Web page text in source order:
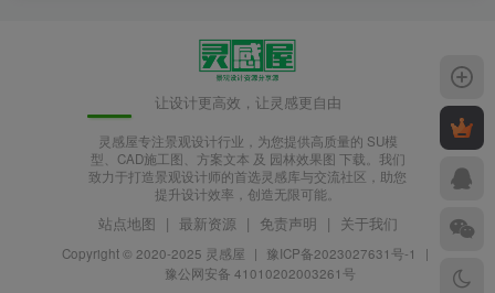
休憩交流平台.jpg
让设计更高效，让灵感更自由
灵感屋专注景观设计行业，为您提供高质量的 SU模
型、CAD施工图、方案文本 及 园林效果图 下载。我们
致力于打造景观设计师的首选灵感库与交流社区，助您
提升设计效率，创造无限可能。
站点地图 | 最新资源 | 免责声明 | 关于我们
Copyright © 2020-2025 灵感屋 | 豫ICP备2023027631号-1
|
豫公网安备 41010202003261号